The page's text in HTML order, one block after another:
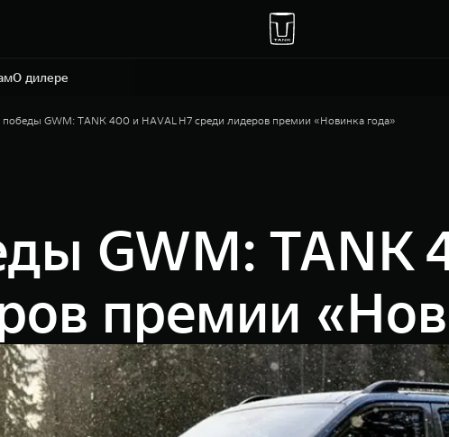
О дилере
GWM: TANK 400 и HAVAL H7 среди лидеров премии «Новинка года»
GWM: TANK
премии